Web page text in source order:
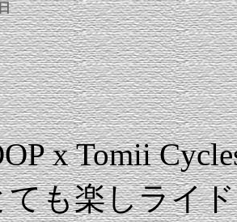
x Tomii
も楽しライ